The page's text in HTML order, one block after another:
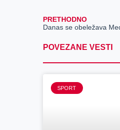
PRETHODNO
POVEZANE VESTI
SPORT